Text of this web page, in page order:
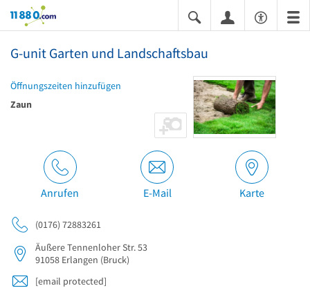
11880.com
G-unit Garten und Landschaftsbau
Öffnungszeiten hinzufügen
Zaun
Anrufen E-Mail Karte
(0176) 72883261
Äußere Tennenloher Str. 53
91058 Erlangen (Bruck)
[email protected]